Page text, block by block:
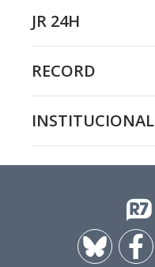
JR 24H
RECORD
INSTITUCIONAL